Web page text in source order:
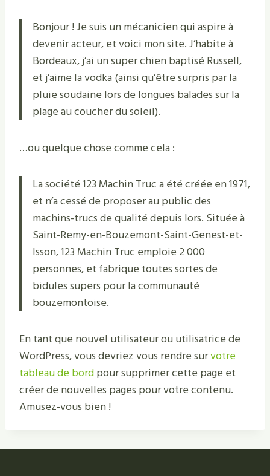
Bonjour ! Je suis un mécanicien qui aspire à
devenir acteur, et voici mon site. J’habite à
Bordeaux, j’ai un super chien baptisé Russell,
et j’aime la vodka (ainsi qu’être surpris par la
pluie soudaine lors de longues balades sur la
plage au coucher du soleil).
…ou quelque chose comme cela :
La société 123 Machin Truc a été créée en 1971,
et n’a cessé de proposer au public des
machins-trucs de qualité depuis lors. Située à
Saint-Remy-en-Bouzemont-Saint-Genest-et-
Isson, 123 Machin Truc emploie 2 000
personnes, et fabrique toutes sortes de
bidules supers pour la communauté
bouzemontoise.
En tant que nouvel utilisateur ou utilisatrice de
WordPress, vous devriez vous rendre survotre
tableau de bordpour supprimer cette page et
créer de nouvelles pages pour votre contenu.
Amusez-vous bien !